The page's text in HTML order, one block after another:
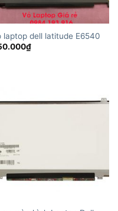
laptop dell latitude E6540
₫